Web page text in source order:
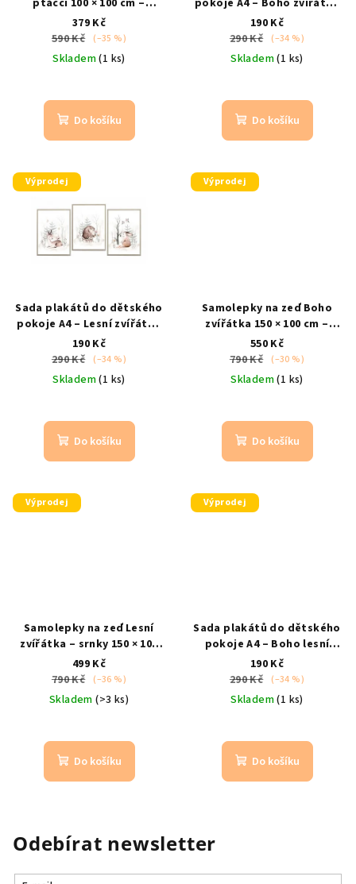
ptáčci 100 × 100 cm –
dekorace do dětského
pokojíčku akvarelový
design
379 Kč
590 Kč (–35 %)
Skladem(1 ks)
hodnocení
produktu
Do košíku
pokoje A4 – Boho zvířátka
liška, srnka, sova –
jemná boho dekorace
190 Kč
290 Kč (–34 %)
Skladem(1 ks)
Do košíku
Výprodej
Sada plakátů do dětského
pokoje A4 – Lesní zvířátka
srnka, medvěd, zajíc
– dekorace do pokojíčku
190 Kč
290 Kč (–34 %)
Skladem(1 ks)
Do košíku
Výprodej
Samolepky na zeď Boho
zvířátka 150 × 100 cm –
dětské nálepky do
pokojíčkusrnka, medvěd,
liška, ptáček
550 Kč
790 Kč (–30 %)
Skladem(1 ks)
Do košíku
Výprodej
Samolepky na zeď Lesní
zvířátka – srnky 150 × 100
cm | dětské nálepky do
pokojíčkusrnky, liška,
sova, ježek (růžové
detaily)
499 Kč
790 Kč (–36 %)
Skladem(>3 ks)
Do košíku
Výprodej
Sada plakátů do dětského
pokoje A4 – Boho lesní
zvířátka (3 ks)medvěd,
srnka, sova – dekorace do
pokojíčku
190 Kč
290 Kč (–34 %)
Skladem(1 ks)
Do košíku
Odebírat newsletter